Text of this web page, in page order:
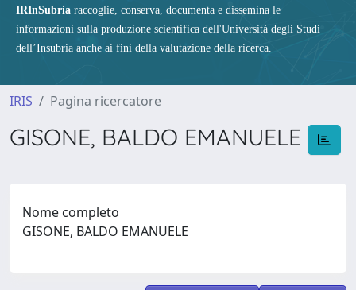
IRInSubria raccoglie, conserva, documenta e dissemina le
informazioni sulla produzione scientifica dell'Università degli Studi
dell’Insubria anche ai fini della valutazione della ricerca.
IRIS Pagina ricercatore
GISONE, BALDO EMANUELE
Nome completo
GISONE, BALDO EMANUELE